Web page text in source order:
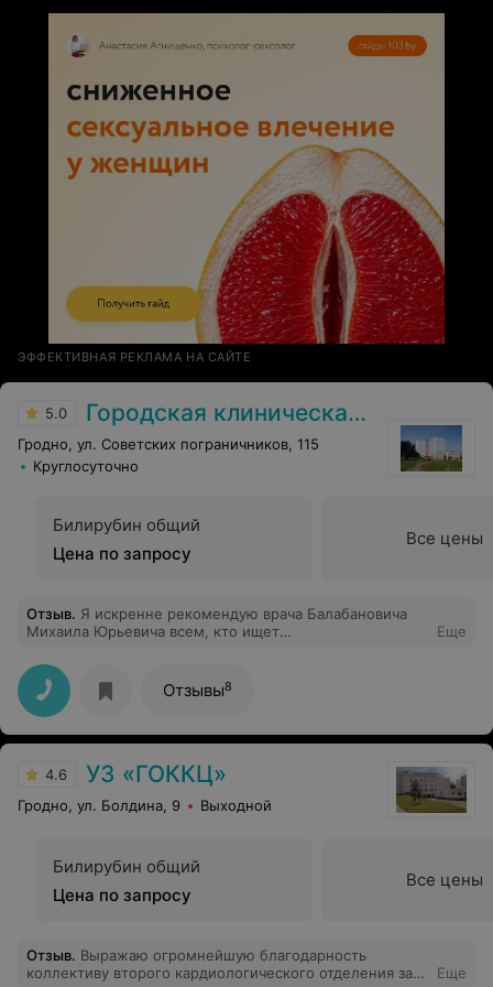
ЭФФЕКТИВНАЯ РЕКЛАМА НА САЙТЕ
5.0 Городская клиническая больница скорой медицинской помощи г. Гродно
Гродно, ул. Советских пограничников, 115
Круглосуточно
Билирубин общий
Цена по запросу
Все цены
Отзыв. Я искренне рекомендую врача Балабановича
Михаила Юрьевича всем, кто ищет
травматологии и ортопедии. Его профессионализм,
человечность и забота о пациентах делают его
выдающимся врачом. Большое спасибо за вашу работу!
Еще
Отзывы8
4.6 УЗ «ГОККЦ»
Гродно, ул. Болдина, 9 Выходной
Билирубин общий
Цена по запросу
Все цены
Отзыв. Выражаю огромнейшую благодарность
коллективу второго кардиологического отделения за
Еще